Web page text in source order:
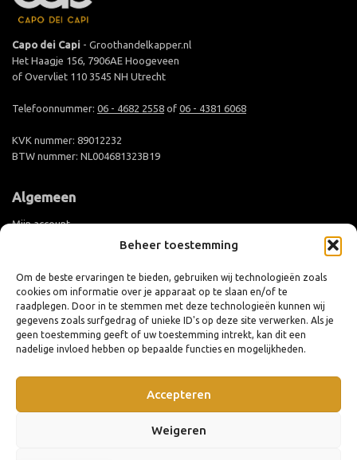
Beheer toestemming
Om de beste ervaringen te bieden, gebruiken wij technologieën zoals
cookies om informatie over je apparaat op te slaan en/of te
raadplegen. Door in te stemmen met deze technologieën kunnen wij
gegevens zoals surfgedrag of unieke ID's op deze site verwerken. Als je
geen toestemming geeft of uw toestemming intrekt, kan dit een
nadelige invloed hebben op bepaalde functies en mogelijkheden.
Accepteren
Weigeren
Capo dei Capi - Groothandelkapper.nl
Het Haagje 156, 7906AE Hoogeveen
of Overvliet 110 3545 NH Utrecht
Telefoonnummer: 06 - 4682 2558 of 06 - 4381 6068
KVK nummer: 89012232
BTW nummer: NL004681323B19
Algemeen
Mijn account
Groothandel aanmelden
Levertijd en verzending
Retouren en ruilen
Algemene voorwaarden
Privacy policy